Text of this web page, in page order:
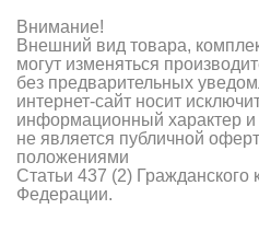
Аппаратура и электроника
Аккумуляторы и батарейки
Зарядные устройства и блоки
Двигатели
Внимание!
Внешний вид товара,
могут изменяться
без предварительных
интернет-сайт носит
информационный характер и
не является публичной
положениями
Статьи 437 (2) Гражданского
Федерации.